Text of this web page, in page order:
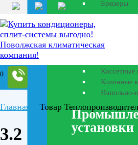
0
Бризеры
Кассетные
Колонные
Напольно-
установки
Главная Товар
3.2